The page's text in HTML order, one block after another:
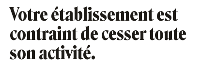
Votre établissement est
contraint de cesser toute
son activité.